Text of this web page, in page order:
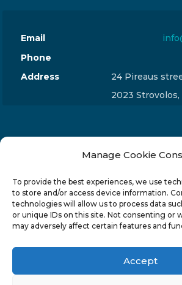
Manage Cookie
To provide the best experiences, we use
to store and/or access device information.
technologies will allow us to process data
or unique IDs on this site. Not consenting or
may adversely affect certain features and
Accept
Email
Phone
Address
24 Pireaus
2023
ISTOTOPOS.Privacy Policy